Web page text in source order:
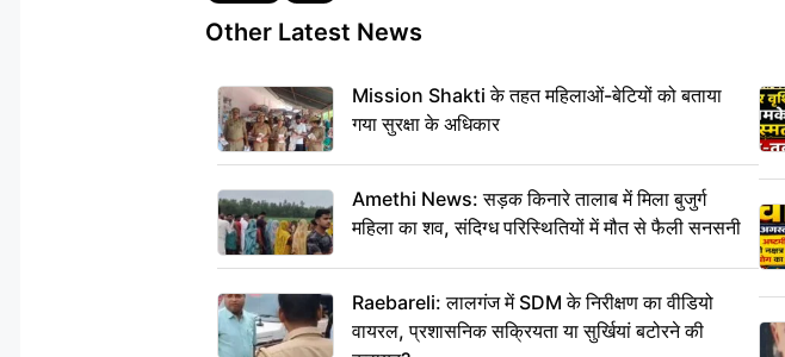
Other Latest News
Mission Shakti के तहत महिलाओं-बेटियों को बताया
गया सुरक्षा के अधिकार
Amethi News: सड़क किनारे तालाब में मिला बुजुर्ग
महिला का शव, संदिग्ध परिस्थितियों में मौत से फैली सनसनी
Raebareli: लालगंज में SDM के निरीक्षण का वीडियो
वायरल, प्रशासनिक सक्रियता या सुर्खियां बटोरने की